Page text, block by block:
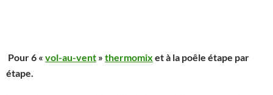
Pour 6 « vol-au-vent » thermomix et à la poêle étape par
étape.